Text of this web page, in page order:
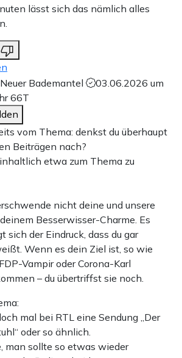
lässt sich das nämlich alles
Bademantel
03.06.2026 um
66T
vom Thema: denkst du überhaupt
Beiträgen nach?
etwa zum Thema zu
nicht deine und unsere
Besserwisser-Charme. Es
sich der Eindruck, dass du gar
Wenn es dein Ziel ist, so wie
Vampir oder Corona-Karl
– du übertriffst sie noch.
mal bei RTL eine Sendung „Der
oder so ähnlich.
man sollte so etwas wieder